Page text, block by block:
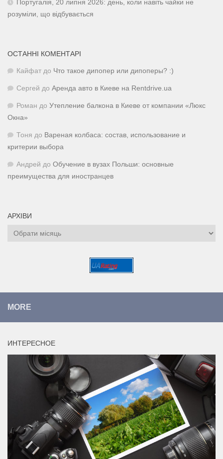
Португалія, 20 липня 2026: день, коли навіть чайки не
розуміли, що відбувається
ОСТАННІ КОМЕНТАРІ
Кайфат до Что такое дипопер или дипоперы? :)
Сергей до Аренда авто в Киеве на Rentdrive.ua
Роман до Утепление балкона в Киеве от компании «Люкс
Окна»
Тоня до Вареная колбаса: состав, использование и
критерии выбора
Андрей до Обучение в вузах Польши: основные
преимущества для иностранцев
АРХІВИ
Архіви
MORE
ИНТЕРЕСНОЕ